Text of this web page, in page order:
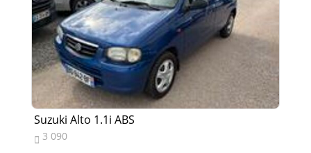
Suzuki Alto 1.1i ABS
 3 090